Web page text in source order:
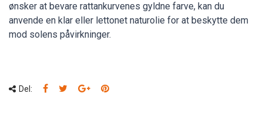
ønsker at bevare rattankurvenes gyldne farve, kan du
anvende en klar eller lettonet naturolie for at beskytte dem
mod solens påvirkninger.
Del: